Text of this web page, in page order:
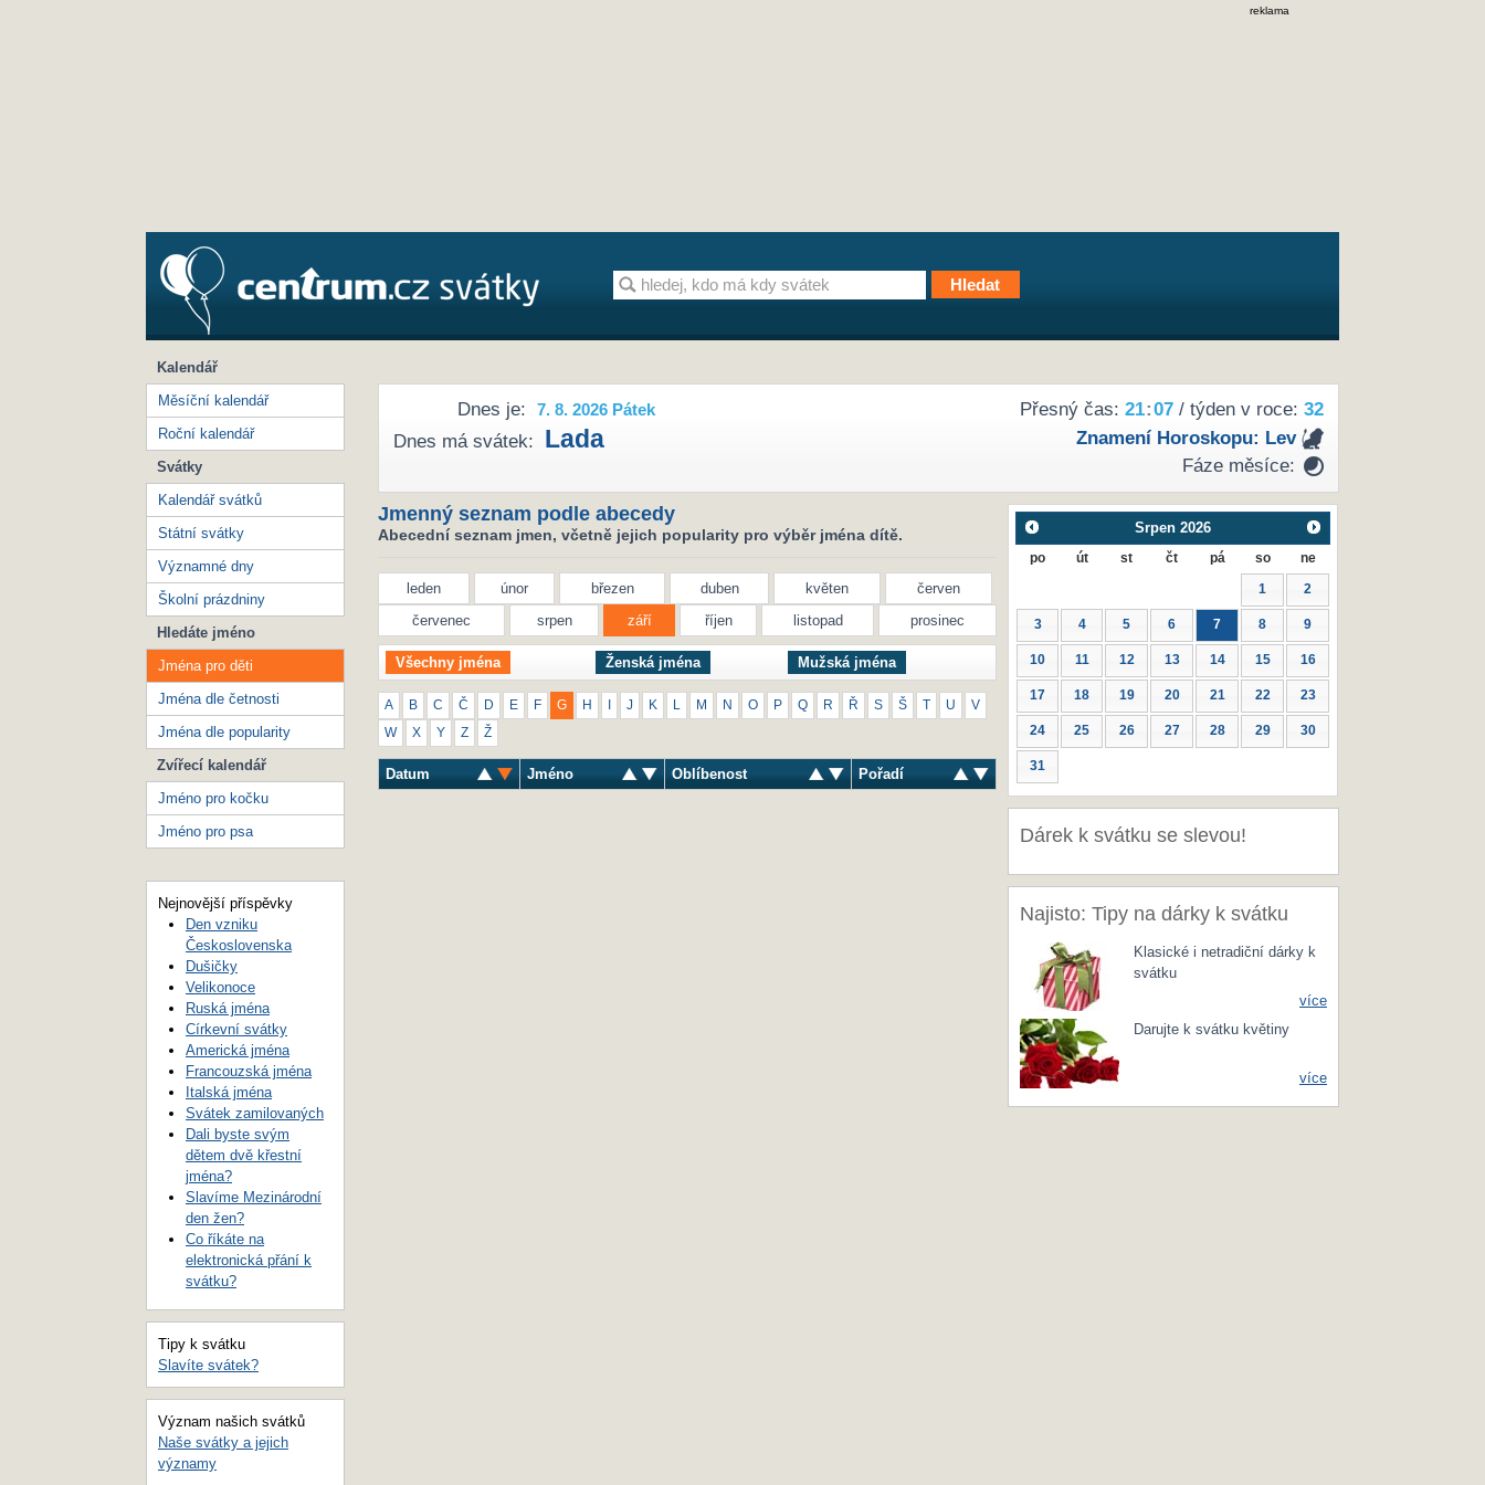
reklama
Přesný čas: 21:07/ týden v roce: 32
Znamení Horoskopu: Lev
Fáze měsíce:
Dnes je: 7. 8. 2026 Pátek
Dnes má svátek: Lada
Jmenný seznam podle abecedy
Abecední seznam jmen, včetně jejich popularity pro výběr jména dítě.
leden únor březen duben květen
červen
červenec
srpen září říjen listopad prosinec
Všechny jména Ženská jména Mužská jména
A B C Č D E F G H J K M N O P Q R Ř S Š U V
W X Y Z Ž
Datum Jméno Oblíbenost Pořadí
Srpen 2026
po út st čt pá so ne
1 2
3 4 5 6 7 8 9
10 11 12 13 14 15 16
17 18 19 20 21 22 23
24 25 26 27 28 29 30
31
Dárek k svátku se slevou!
Najisto: Tipy na dárky k svátku
Klasické i netradiční dárky k
svátku
více
Darujte k svátku květiny
více
Kalendář
Měsíční kalendář
Roční kalendář
Svátky
Kalendář svátků
Státní svátky
Významné dny
Školní prázdniny
Hledáte jméno
Jména pro děti
Jména dle četnosti
Jména dle popularity
Zvířecí kalendář
Jméno pro kočku
Jméno pro psa
Nejnovější příspěvky
Den vzniku
Československa
Dušičky
Velikonoce
Ruská jména
Církevní svátky
Americká jména
Francouzská jména
Italská jména
Svátek zamilovaných
Dali byste svým
dětem dvě křestní
jména?
Slavíme Mezinárodní
den žen?
Co říkáte na
elektronická přání k
svátku?
Tipy k svátku
Slavíte svátek?
Význam našich svátků
Naše svátky a jejich
významy